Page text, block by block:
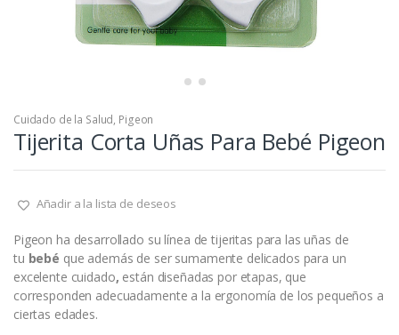
Cuidado de la Salud, Pigeon
Tijerita Corta Uñas Para Bebé Pigeon
Añadir a la lista de deseos
Pigeon ha desarrollado su línea de tijeritas para las uñas de
tu bebé que además de ser sumamente delicados para un
excelente cuidado, están diseñadas por etapas, que
corresponden adecuadamente a la ergonomía de los pequeños a
ciertas edades.